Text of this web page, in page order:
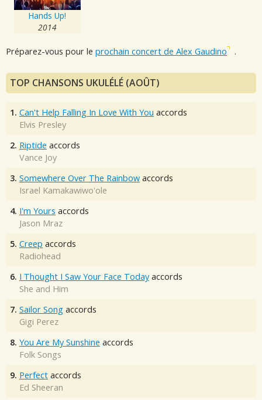
Hands Up!
2014
Préparez-vous pour le prochain concert de Alex Gaudino .
TOP CHANSONS UKULÉLÉ (AOÛT)
1. Can't Help Falling In Love With You accords
Elvis Presley
2. Riptide accords
Vance Joy
3. Somewhere Over The Rainbow accords
Israel Kamakawiwo'ole
4. I'm Yours accords
Jason Mraz
5. Creep accords
Radiohead
6. I Thought I Saw Your Face Today accords
She and Him
7. Sailor Song accords
Gigi Perez
8. You Are My Sunshine accords
Folk Songs
9. Perfect accords
Ed Sheeran